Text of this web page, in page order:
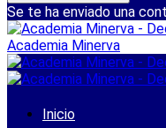
Se te ha enviado una
Academia Minerva
Inicio